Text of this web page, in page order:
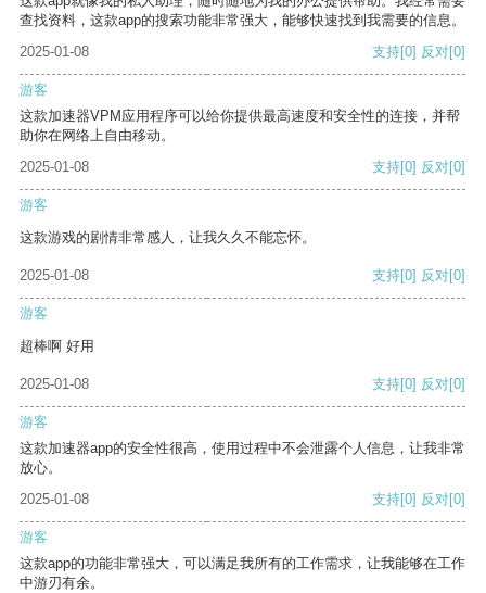
查找资料，这款app的搜索功能非常强大，能够快速找到我需要的信息。
2025-01-08
支持[0] 反对[0]
游客
这款加速器VPM应用程序可以给你提供最高速度和安全性的连接，并帮
助你在网络上自由移动。
2025-01-08
支持[0] 反对[0]
游客
这款游戏的剧情非常感人，让我久久不能忘怀。
2025-01-08 支持[0] 反对[0]
游客
超棒啊 好用
2025-01-08 支持[0] 反对[0]
游客
这款加速器app的安全性很高，使用过程中不会泄露个人信息，让我非常
放心。
2025-01-08
支持[0] 反对[0]
游客
这款app的功能非常强大，可以满足我所有的工作需求，让我能够在工作
中游刃有余。